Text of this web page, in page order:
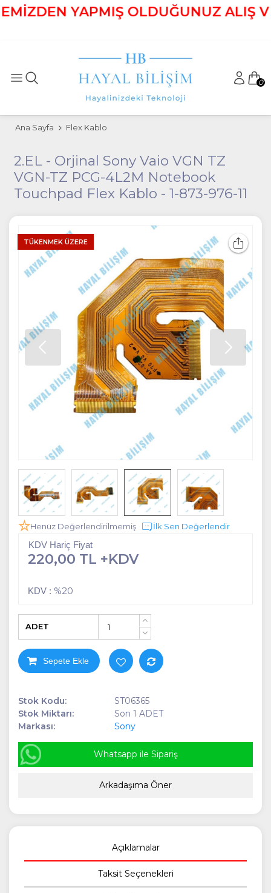
YAPMIŞ OLDUĞUNUZ ALIŞ
0
Ana Sayfa Flex Kablo
2.EL - Orjinal Sony Vaio VGN TZ
VGN-TZ PCG-4L2M Notebook
Touchpad Flex Kablo - 1-873-976-11
TÜKENMEK ÜZERE
Henüz Değerlendirilmemiş İlk Sen Değerlendir
KDV Hariç Fiyat
220,00 TL +KDV
KDV : %20
+
ADET
Sepete Ekle
Stok Kodu:
ST06365
Stok Miktarı:
Son 1 ADET
Markası:
Sony
Whatsapp ile Sipariş
Arkadaşıma Öner
Açıklamalar
Taksit Seçenekleri